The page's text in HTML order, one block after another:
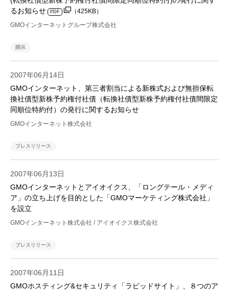
るお知らせ
PDF
（425KB）
GMOインターネットグループ株式会社
開示
2007年06月14日
GMOインターネット、第三者割当による新株式および無担保転
換社債型新株予約権付社債（転換社債型新株予約権付社債間限定
同順位特約付）の発行に関するお知らせ
GMOインターネット株式会社
プレスリリース
2007年06月13日
GMOインターネットとアイオイクス、「ロングテール・メディ
ア」の立ち上げを目的とした「GMOマーケティング株式会社」
を設立
GMOインターネット株式会社 / アイオイクス株式会社
プレスリリース
2007年06月11日
GMOホスティング&セキュリティ「ラピッドサイト」、８つのア